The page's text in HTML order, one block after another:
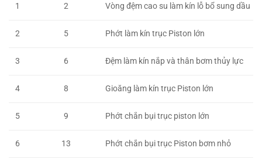
1 2 Vòng đệm cao su làm kín lỗ bổ sung dầu
2 5 Phớt làm kín trục Piston lớn
3 6 Đệm làm kín nắp và thân bơm thủy lực
4 8 Gioăng làm kín trục Piston lớn
5 9 Phớt chắn bụi trục piston lớn
6 13 Phớt chắn bụi trục Piston bơm nhỏ